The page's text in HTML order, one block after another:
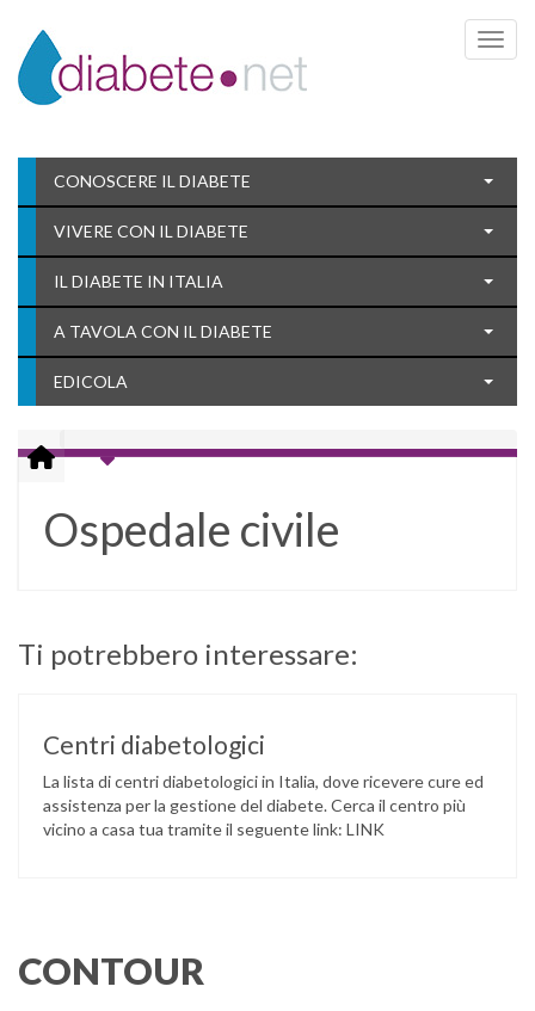
Toggle
CONOSCERE IL DIABETE
VIVERE CON IL DIABETE
IL DIABETE IN ITALIA
A TAVOLA CON IL DIABETE
EDICOLA
Ospedale civile
Ti potrebbero interessare:
Centri diabetologici
La lista di centri diabetologici in Italia, dove ricevere cure ed
assistenza per la gestione del diabete. Cerca il centro più
vicino a casa tua tramite il seguente link: LINK
CONTOUR